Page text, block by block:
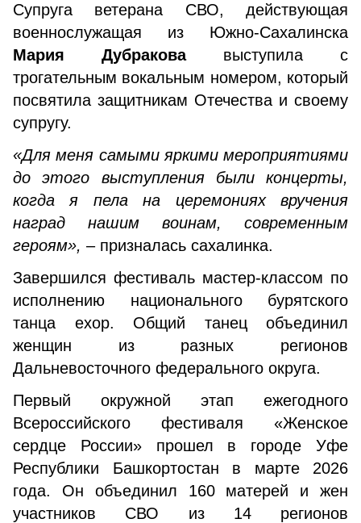
Супруга ветерана СВО, действующая
военнослужащая из Южно-Сахалинска
Мария Дубраковавыступила с
трогательным вокальным номером, который
посвятила защитникам Отечества и своему
супругу.
«Для меня самыми яркими мероприятиями
до этого выступления были концерты,
когда я пела на церемониях вручения
наград нашим воинам, современным
героям», – призналась сахалинка.
Завершился фестиваль мастер-классом по
исполнению национального бурятского
танца ехор. Общий танец объединил
женщин из разных регионов
Дальневосточного федерального округа.
Первый окружной этап ежегодного
Всероссийского фестиваля «Женское
сердце России» прошел в городе Уфе
Республики Башкортостан в марте 2026
года. Он объединил 160 матерей и жен
участников СВО из 14 регионов